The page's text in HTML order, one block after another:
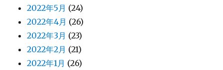
2022年5月 (24)
2022年4月 (26)
2022年3月 (23)
2022年2月 (21)
2022年1月 (26)